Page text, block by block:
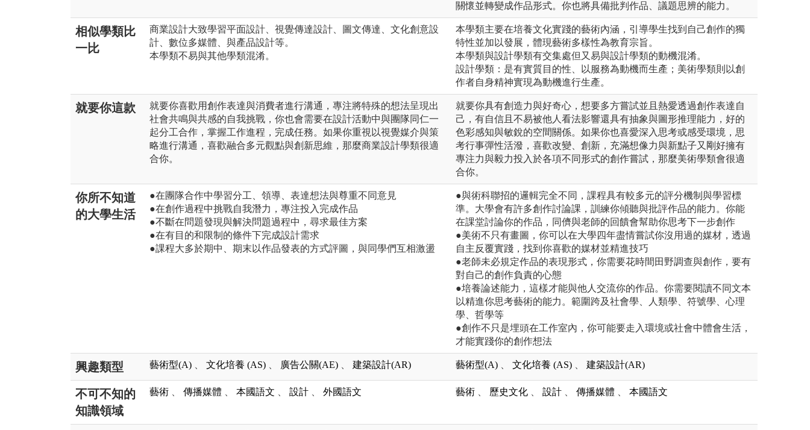
關懷並轉變成作品形式。你也將具備批判作品、議題思辨的能力。
相似學類比
一比
商業設計大致學習平面設計、視覺傳達設計、圖文傳達、文化創意設
計、數位多媒體、與產品設計等。
本學類不易與其他學類混淆。
本學類主要在培養文化實踐的藝術內涵，引導學生找到自己創作的獨
特性並加以發展，體現藝術多樣性為教育宗旨。
本學類與設計學類有交集處但又易與設計學類的動機混淆。
設計學類：是有實質目的性、以服務為動機而生產；美術學類則以創
作者自身精神實現為動機進行生產。
就要你這款
就要你喜歡用創作表達與消費者進行溝通，專注將特殊的想法呈現出
社會共鳴與共感的自我挑戰，你也會需要在設計活動中與團隊同仁一
起分工合作，掌握工作進程，完成任務。如果你重視以視覺媒介與策
略進行溝通，喜歡融合多元觀點與創新思維，那麼商業設計學類很適
合你。
就要你具有創造力與好奇心，想要多方嘗試並且熱愛透過創作表達自
己，有自信且不易被他人看法影響還具有抽象與圖形推理能力，好的
色彩感知與敏銳的空間關係。如果你也喜愛深入思考或感受環境，思
考行事彈性活潑，喜歡改變、創新，充滿想像力與新點子又剛好擁有
專注力與毅力投入於各項不同形式的創作嘗試，那麼美術學類會很適
合你。
你所不知道
的大學生活
●在團隊合作中學習分工、領導、表達想法與尊重不同意見
●在創作過程中挑戰自我潛力，專注投入完成作品
●不斷在問題發現與解決問題過程中，尋求最佳方案
●在有目的和限制的條件下完成設計需求
●課程大多於期中、期末以作品發表的方式評圖，與同學們互相激盪
●與術科聯招的邏輯完全不同，課程具有較多元的評分機制與學習標
準。大學會有許多創作討論課，訓練你傾聽與批評作品的能力。你能
在課堂討論你的作品，同儕與老師的回饋會幫助你思考下一步創作
●美術不只有畫圖，你可以在大學四年盡情嘗試你沒用過的媒材，透過
自主反覆實踐，找到你喜歡的媒材並精進技巧
●老師未必規定作品的表現形式，你需要花時間田野調查與創作，要有
對自己的創作負責的心態
●培養論述能力，這樣才能與他人交流你的作品。你需要閱讀不同文本
以精進你思考藝術的能力。範圍跨及社會學、人類學、符號學、心理
學、哲學等
●創作不只是埋頭在工作室內，你可能要走入環境或社會中體會生活，
才能實踐你的創作想法
興趣類型 藝術型(A) 文化培養 (AS) 廣告公關(AE) 建築設計(AR) 藝術型(A) 文化培養 (AS) 建築設計(AR)
不可不知的
知識領域
藝術 傳播媒體 本國語文 設計 外國語文 藝術 歷史文化 設計 傳播媒體 本國語文